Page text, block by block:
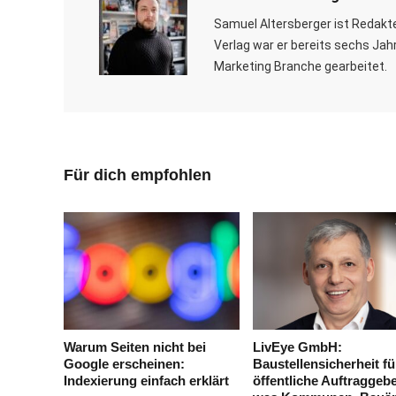
Samuel Altersberger ist
Verlag war er bereits sechs
Marketing Branche gearbeitet.
Für dich empfohlen
Warum Seiten nicht bei
Google erscheinen:
Indexierung einfach erklärt
LivEye GmbH:
Baustellensicherheit
öffentliche